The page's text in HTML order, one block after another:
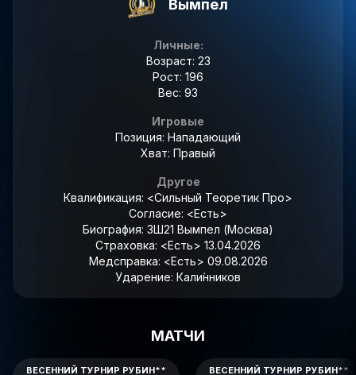
Вымпел
Личные:
Возраст: 23
Рост: 196
Вес: 93
Игровые
Позиция: Нападающий
Хват: Правый
Другое
Квалификация: <Сильный Теоретик Про>
Согласие: <Есть>
Биография: ЗШ21 Вымпел (Москва)
Страховка: <Есть> 13.04.2026
Медсправка: <Есть> 09.08.2026
Ударение: Кали́нников
МАТЧИ
ВЕСЕННИЙ ТУРНИР РУБИН** ВЕСЕННИЙ ТУРНИР РУБИН**